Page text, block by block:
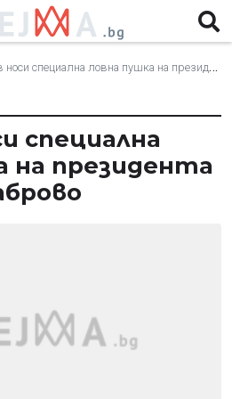
специална ловна пушка на президента Тръмп от Габрово
специална
на президента